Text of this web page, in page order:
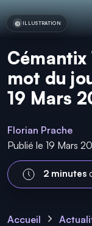
ILLUSTRATION
Cémantix
mot du
19 Mars
Florian Prache
Publié le 19 Mars
2 minutes
Accueil